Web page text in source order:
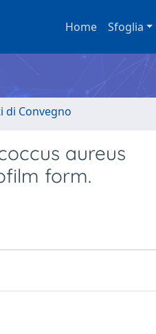
Home Sfoglia
di Convegno
aureus
form.